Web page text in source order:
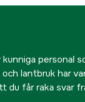
kunniga personal
lantbruk har
du får raka svar